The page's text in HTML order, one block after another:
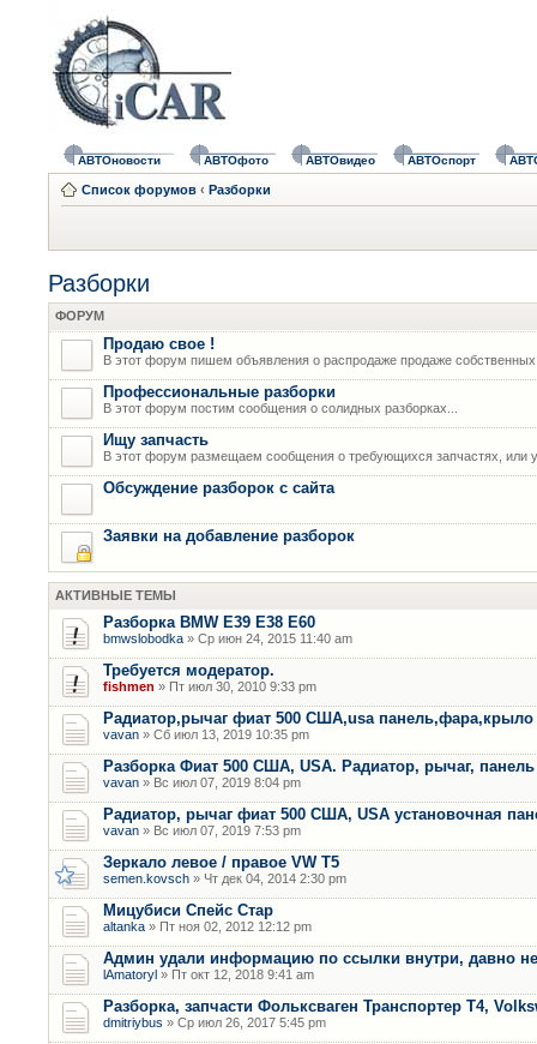
АВТОновости АВТОфото АВТОвидео АВТОспорт
Список форумов ‹ Разборки
Разборки
ФОРУМ
Продаю свое !
В этот форум пишем объявления о распродаже продаже
Профессиональные разборки
В этот форум постим сообщения о солидных разборках...
Ищу запчасть
В этот форум размещаем сообщения о требующихся запчастях, или
Обсуждение разборок с сайта
Заявки на добавление разборок
АКТИВНЫЕ ТЕМЫ
Разборка BMW E39 E38 E60
bmwslobodka » Ср июн 24, 2015 11:40 am
Требуется модератор.
fishmen » Пт июл 30, 2010 9:33 pm
Радиатор,рычаг фиат 500 США,usa панель,фара,крыло
vavan » Сб июл 13, 2019 10:35 pm
Разборка Фиат 500 США, USA. Радиатор, рычаг,
vavan » Вс июл 07, 2019 8:04 pm
Радиатор, рычаг фиат 500 США, USA установочная
vavan » Вс июл 07, 2019 7:53 pm
Зеркало левое / правое VW T5
semen.kovsch » Чт дек 04, 2014 2:30 pm
Мицубиси Спейс Стар
altanka » Пт ноя 02, 2012 12:12 pm
Админ удали информацию по ссылки внутри, давно не
lAmatoryl » Пт окт 12, 2018 9:41 am
Разборка, запчасти Фольксваген Транспортер Т4,
dmitriybus » Ср июл 26, 2017 5:45 pm